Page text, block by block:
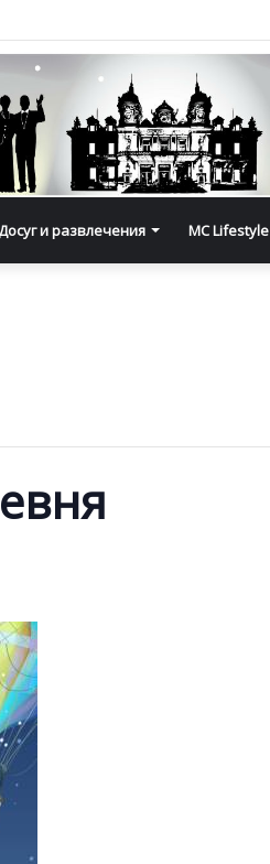
и развлечения MC Lifestyle